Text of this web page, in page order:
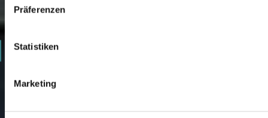
Präferenzen
Statistiken
Marketing
4
5